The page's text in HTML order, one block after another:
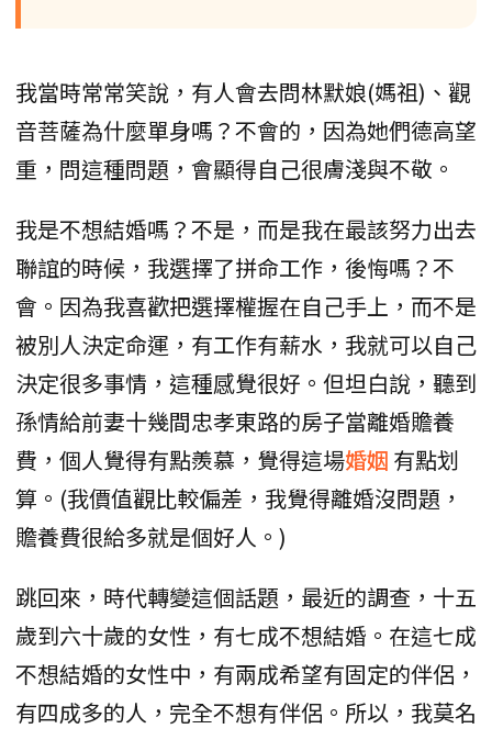
我當時常常笑說，有人會去問林默娘(媽祖)、觀
音菩薩為什麼單身嗎？不會的，因為她們德高望
重，問這種問題，會顯得自己很膚淺與不敬。
我是不想結婚嗎？不是，而是我在最該努力出去
聯誼的時候，我選擇了拼命工作，後悔嗎？不
會。因為我喜歡把選擇權握在自己手上，而不是
被別人決定命運，有工作有薪水，我就可以自己
決定很多事情，這種感覺很好。但坦白說，聽到
孫情給前妻十幾間忠孝東路的房子當離婚贍養
費，個人覺得有點羨慕，覺得這場婚姻 有點划
算。(我價值觀比較偏差，我覺得離婚沒問題，
贍養費很給多就是個好人。)
跳回來，時代轉變這個話題，最近的調查，十五
歲到六十歲的女性，有七成不想結婚。在這七成
不想結婚的女性中，有兩成希望有固定的伴侶，
有四成多的人，完全不想有伴侶。所以，我莫名